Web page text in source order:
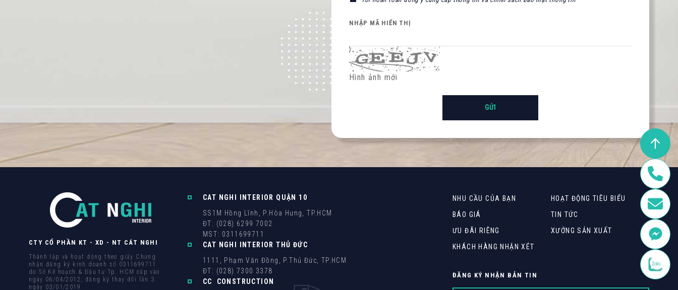
NHẬP MÃ HIỂN THỊ
Hình ảnh mới
CTY CỔ PHẦN KT - XD - NT CÁT NGHI
Thành lập và hoạt động theo giấy Chứng
nhận đăng ký kinh doanh số 0311699711
do Sở Kế hoạch & Đầu tư Tp. HCM cấp vào
ngày 06/04/2012, đăng ký thay đổi lần 3
ngày 03/01/2019
CAT NGHI INTERIOR QUẬN 10
SS1M Hồng Lĩnh, P.Hòa Hưng, TP.HCM
ĐT: (028) 6299 7002
MST: 0311699711
CAT NGHI INTERIOR THỦ ĐỨC
1111, Phạm Văn Đồng, P.Thủ Đức, TP.HCM
ĐT: (028) 7300 3378
CC CONSTRUCTION
NHU CẦU CỦA BẠN
HOẠT ĐỘNG TIÊU BIỂU
BÁO GIÁ
TIN TỨC
ƯU ĐÃI RIÊNG
XƯỞNG SẢN XUẤT
KHÁCH HÀNG NHẬN XÉT
ĐĂNG KÝ NHẬN BẢN TIN